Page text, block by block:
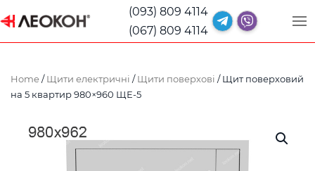
(093) 809 4114
(067) 809 4114
Home/Щити електричні /Щити поверхові / Щит поверховий
на 5 квартир 980×960 ЩЕ-5